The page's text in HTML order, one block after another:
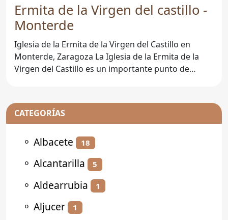
Ermita de la Virgen del castillo -
Monterde
Iglesia de la Ermita de la Virgen del Castillo en
Monterde, Zaragoza La Iglesia de la Ermita de la
Virgen del Castillo es un importante punto de
CATEGORÍAS
⚬ Albacete 18
⚬ Alcantarilla 5
⚬ Aldearrubia 1
⚬ Aljucer 1